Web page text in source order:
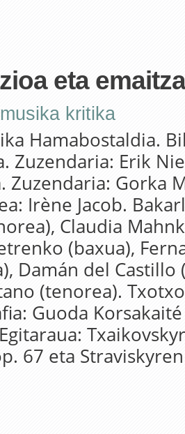
eta
musika kritika
Hamabostaldia.
Zuzendaria: Erik
Zuzendaria: Gorka
Irène Jacob.
Claudia
(baxua),
Damán del Castillo
(tenorea).
Guoda
67 eta Straviskyren